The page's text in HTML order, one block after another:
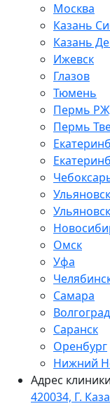
Москва
Казань
Казань
Ижевск
Глазов
Тюмень
Пермь
Пермь
Омск
Уфа
Самара
Волгоград
Саранск
Оренбург
Нижний
Адрес
420034, Г.